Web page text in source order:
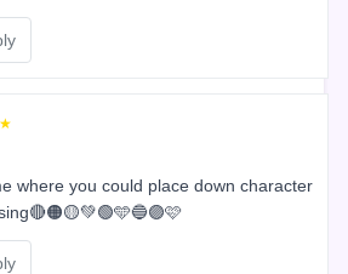
where you could place down character